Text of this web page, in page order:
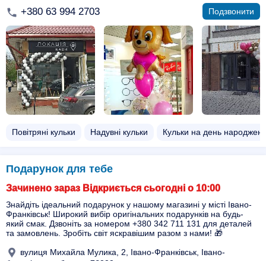
+380 63 994 2703 Подзвонити
Повітряні кульки Надувні кульки Кульки на день
Подарунок для тебе
Зачинено зараз Відкриється сьогодні о 10:00
Знайдіть ідеальний подарунок у нашому магазині у місті Івано-
Франківськ! Широкий вибір оригінальних подарунків на будь-
який смак. Дзвоніть за номером +380 342 711 131 для деталей
та замовлень. Зробіть світ яскравішим разом з нами! 🎁
вулиця Михайла Мулика, 2, Івано-Франківськ, Івано-